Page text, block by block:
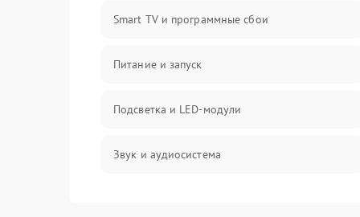
Smart TV и программные сбои
Питание и запуск
Подсветка и LED-модули
Звук и аудиосистема